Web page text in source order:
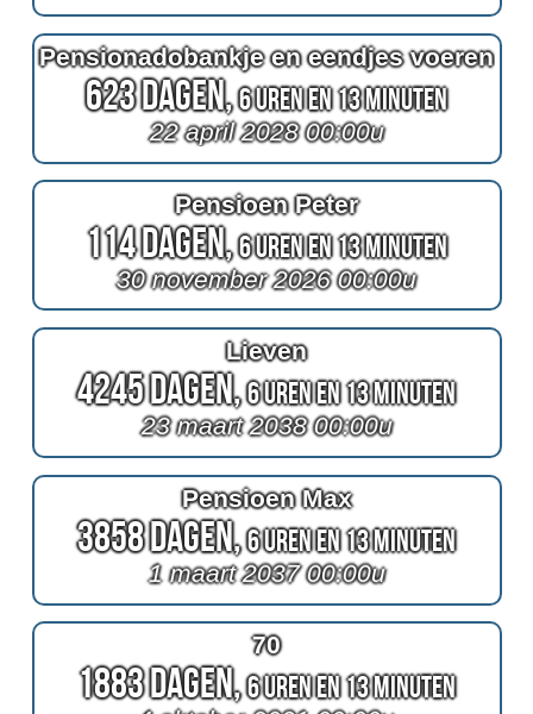
Pensionadobankje en eendjes voeren
623 Dagen,6 Uren en 13 Minuten
22 april 2028 00:00u
Pensioen Peter
114 Dagen,6 Uren en 13 Minuten
30 november 2026 00:00u
Lieven
4245 Dagen,6 Uren en 13 Minuten
23 maart 2038 00:00u
Pensioen Max
3858 Dagen,6 Uren en 13 Minuten
1 maart 2037 00:00u
70
1883 Dagen,6 Uren en 13 Minuten